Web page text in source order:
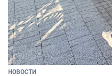
НОВОСТИ